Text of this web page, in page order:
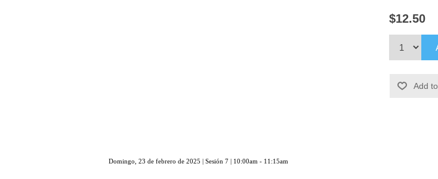
$12.50
Add
Domingo, 23 de febrero de 2025 | Sesión 7 | 10:00am - 11:15am